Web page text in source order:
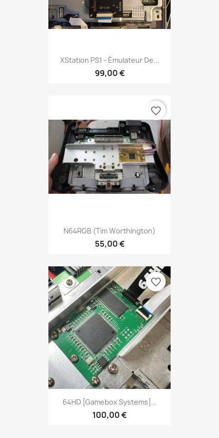
XStation PS1 - Émulateur De...
99,00 €
N64RGB (Tim Worthington)
55,00 €
favorite_border
64HD [Gamebox Systems]...
100,00 €
favorite_border